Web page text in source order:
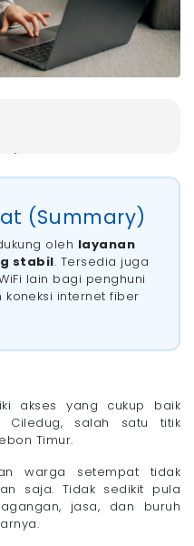
Kelurahan
untuk Keluarga
Gamers
WiFi Jangkauan
di Kelurahan
(Summary)
oleh layanan
stabil. Tersedia juga
lain bagi penghuni
koneksi internet fiber
akses yang cukup baik
Ciledug, salah satu titik
Timur.
warga setempat tidak
saja. Tidak sedikit pula
jasa, dan buruh